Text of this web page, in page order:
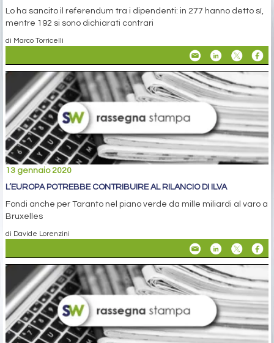
Lo ha sancito il referendum tra i dipendenti: in 277 hanno detto sì,
mentre 192 si sono dichiarati contrari
di Marco Torricelli
13 gennaio 2020
L’EUROPA POTREBBE CONTRIBUIRE AL RILANCIO DI ILVA
Fondi anche per Taranto nel piano verde da mille miliardi al varo a
Bruxelles
di Davide Lorenzini